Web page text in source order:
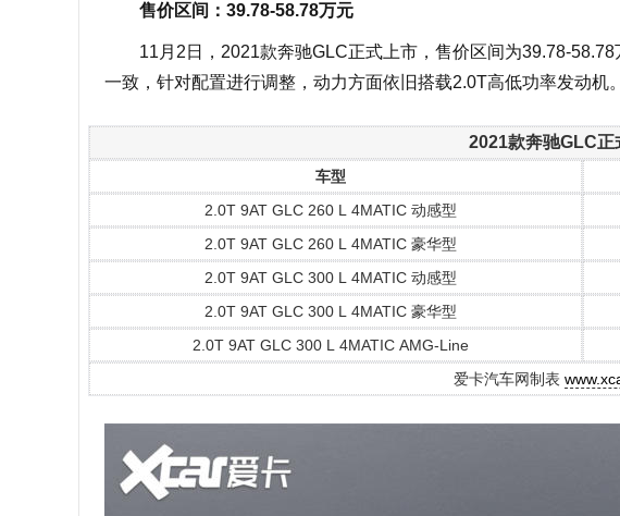
售价区间：39.78-58.78万元
11月2日，2021款奔驰GLC正式上市，售价区间为39.78-58.78
一致，针对配置进行调整，动力方面依旧搭载2.0T高低功率发动机
2021款奔驰GLC正
车型
2.0T 9AT GLC 260 L 4MATIC 动感型
2.0T 9AT GLC 260 L 4MATIC 豪华型
2.0T 9AT GLC 300 L 4MATIC 动感型
2.0T 9AT GLC 300 L 4MATIC 豪华型
2.0T 9AT GLC 300 L 4MATIC AMG-Line
爱卡汽车网制表